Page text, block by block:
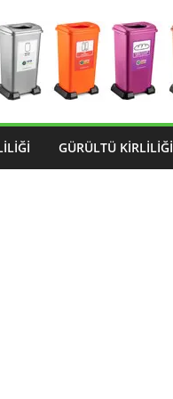
GÜRÜLTÜ KIRLILIĞI